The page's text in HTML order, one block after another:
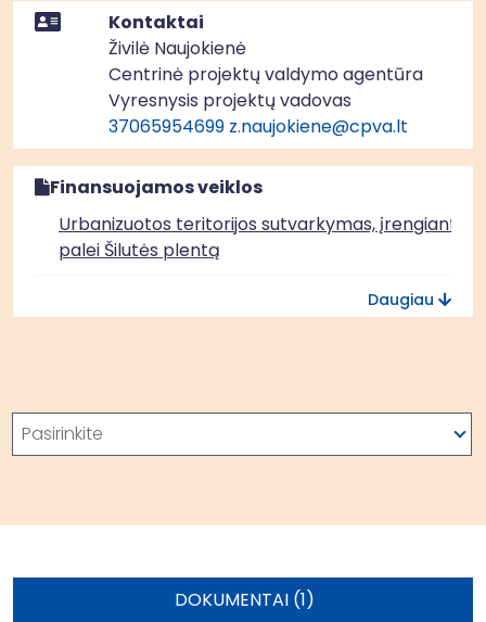
Kontaktai
Živilė Naujokienė
Centrinė projektų valdymo agentūra
Vyresnysis projektų vadovas
37065954699 z.naujokiene@cpva.lt
Finansuojamos veiklos
Urbanizuotos teritorijos sutvarkymas, įrengiant
palei Šilutės plentą
Turgaus aikštės su prieigomis atgaivinimas
Daugiau
Paieška
Pasirinkite
DOKUMENTAI (1)